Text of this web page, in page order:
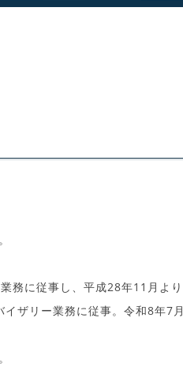
務に従事し、平成28年11月より
ザリー業務に従事。令和8年7月